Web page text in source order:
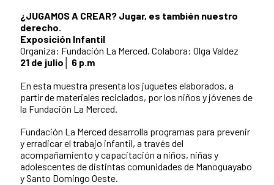
¿JUGAMOS A CREAR? Jugar, es también nuestro
derecho.
Exposición Infantil
Organiza: Fundación La Merced. Colabora: Olga Valdez
21 de julio│ 6 p.m
En esta muestra presenta los juguetes elaborados, a
partir de materiales reciclados, por los niños y jóvenes de
la Fundación La Merced.
Fundación La Merced desarrolla programas para prevenir
y erradicar el trabajo infantil, a través del
acompañamiento y capacitación a niños, niñas y
adolescentes de distintas comunidades de Manoguayabo
y Santo Domingo Oeste.